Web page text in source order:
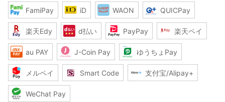
FamiPay iD WAON QUICPay
楽天Edy d払い PayPay 楽天ペイ
au PAY J-Coin Pay ゆうちょPay
メルペイ Smart Code 支付宝/Alipay+
WeChat Pay